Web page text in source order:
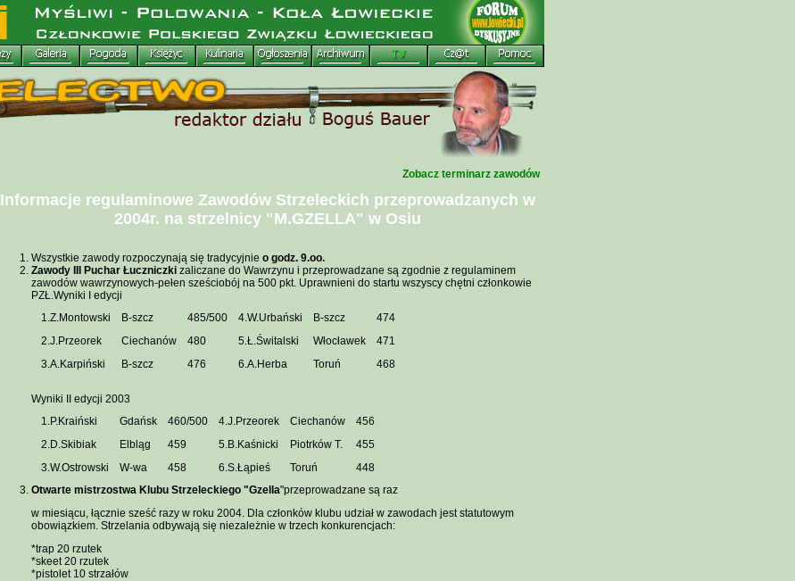
Zobacz terminarz zawodów
Informacje regulaminowe Zawodów Strzeleckich przeprowadzanych w
2004r. na strzelnicy "M.GZELLA" w Osiu
Wszystkie zawody rozpoczynają się tradycyjnie o godz. 9.oo.
Zawody III Puchar Łuczniczkizaliczane do Wawrzynu i przeprowadzane są zgodnie z regulaminem
zawodów wawrzynowych-pełen sześciobój na 500 pkt. Uprawnieni do startu wszyscy chętni członkowie
PZŁ.Wyniki I edycji
1.Z.Montowski
B-szcz 485/500 4.W.Urbański B-szcz
474
2.J.Przeorek
Ciechanów 480 5.Ł.Świtalski Włocławek
471
3.A.Karpiński
B-szcz 476 6.A.Herba Toruń 468
Wyniki II edycji 2003
1.P.Kraiński
Gdańsk 460/500 4.J.Przeorek Ciechanów
456
2.D.Skibiak
Elbląg 459 5.B.Kaśnicki Piotrków T.
455
3.W.Ostrowski
W-wa 458 6.S.Łąpieś Toruń
448
Otwarte mistrzostwa Klubu Strzeleckiego "Gzella"przeprowadzane są raz
w miesiącu, łącznie sześć razy w roku 2004. Dla członków klubu udział w zawodach jest statutowym
obowiązkiem. Strzelania odbywają się niezależnie w trzech konkurencjach:
*trap 20 rzutek
*skeet 20 rzutek
*pistolet 10 strzałów